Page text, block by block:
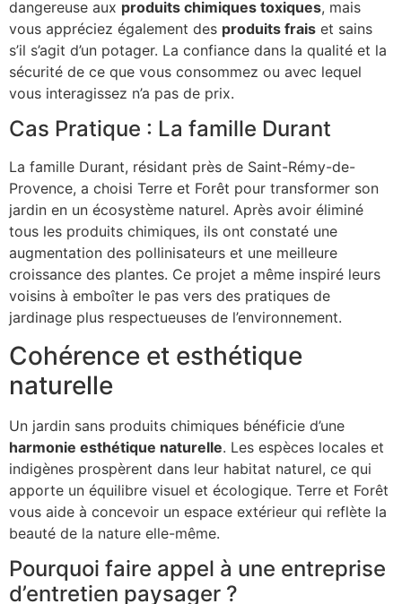
dangereuse aux produits chimiques toxiques, mais
vous appréciez également des produits frais et sains
s’il s’agit d’un potager. La confiance dans la qualité et la
sécurité de ce que vous consommez ou avec lequel
vous interagissez n’a pas de prix.
Cas Pratique : La famille Durant
La famille Durant, résidant près de Saint-Rémy-de-
Provence, a choisi Terre et Forêt pour transformer son
jardin en un écosystème naturel. Après avoir éliminé
tous les produits chimiques, ils ont constaté une
augmentation des pollinisateurs et une meilleure
croissance des plantes. Ce projet a même inspiré leurs
voisins à emboîter le pas vers des pratiques de
jardinage plus respectueuses de l’environnement.
Cohérence et esthétique
naturelle
Un jardin sans produits chimiques bénéficie d’une
harmonie esthétique naturelle. Les espèces locales et
indigènes prospèrent dans leur habitat naturel, ce qui
apporte un équilibre visuel et écologique. Terre et Forêt
vous aide à concevoir un espace extérieur qui reflète la
beauté de la nature elle-même.
Pourquoi faire appel à une entreprise
d’entretien paysager ?